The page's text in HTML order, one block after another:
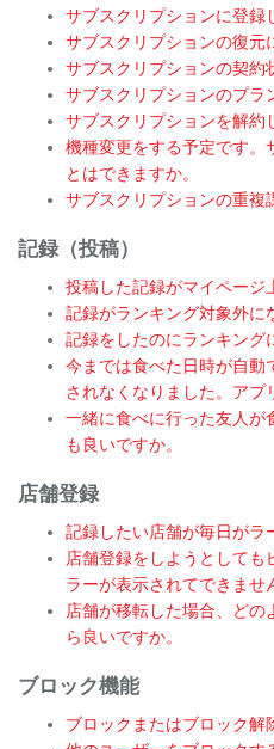
サブスクリプションに登録
サブスクリプションの復元
サブスクリプションの契約
サブスクリプションのプラ
サブスクリプションを解約
機種変更をする予定です。
とはできますか。
サブスクリプションの重複
記録（投稿）
投稿した記録がマイページ
記録がランキング対象外に
記録をしたのにランキング
今までは食べた日時が自動
されなくなりました。アプ
一緒に食べに行った友人が
も良いですか。
店舗登録
記録したい店舗が毎日がラ
店舗登録をしようとして
ラーが表示されてできませ
店舗が移転した場合、ど
ら良いですか。
ブロック機能
ブロックまたはブロック解